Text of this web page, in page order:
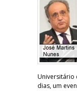
Universitário
dias, um